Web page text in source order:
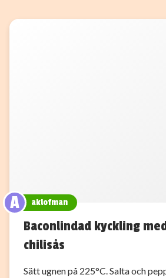
A aklofman
Baconlindad kyckling
chilisås
Sätt ugnen på 225°C. Salta och